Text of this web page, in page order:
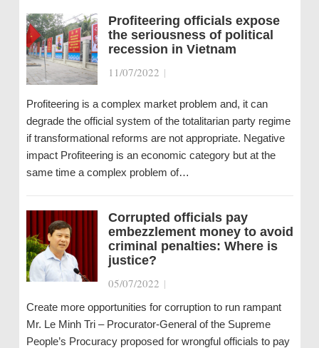
Profiteering officials expose
the seriousness of political
recession in Vietnam
11/07/2022 |
Profiteering is a complex market problem and, it can
degrade the official system of the totalitarian party regime
if transformational reforms are not appropriate. Negative
impact Profiteering is an economic category but at the
same time a complex problem of…
Corrupted officials pay
embezzlement money to avoid
criminal penalties: Where is
justice?
05/07/2022 |
Create more opportunities for corruption to run rampant
Mr. Le Minh Tri – Procurator-General of the Supreme
People’s Procuracy proposed for wrongful officials to pay